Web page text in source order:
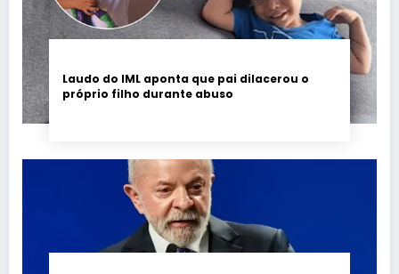
Laudo do IML aponta que pai dilacerou o
próprio filho durante abuso